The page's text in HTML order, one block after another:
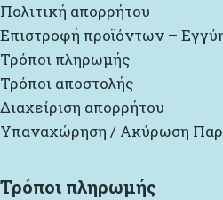
Πολιτική απορρήτου
Επιστροφή προϊόντων –
Τρόποι πληρωμής
Τρόποι αποστολής
Διαχείριση απορρήτου
Υπαναχώρηση / Ακύρωση
Τρόποι πληρωμής